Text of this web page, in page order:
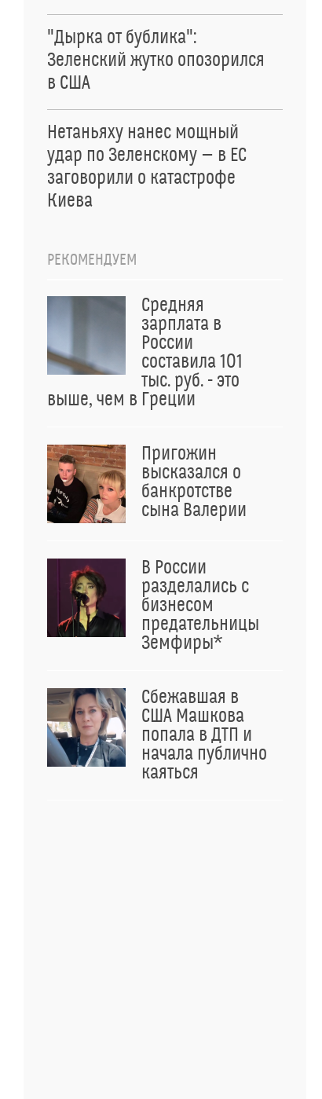
"Дырка от бублика":
Зеленский жутко опозорился
в США
Нетаньяху нанес мощный
удар по Зеленскому — в ЕС
заговорили о катастрофе
Киева
РЕКОМЕНДУЕМ
Средняя
зарплата в
России
составила 101
тыс. руб. - это
выше, чем в Греции
Пригожин
высказался о
банкротстве
сына Валерии
В России
разделались с
бизнесом
предательницы
Земфиры*
Сбежавшая в
США Машкова
попала в ДТП и
начала публично
каяться